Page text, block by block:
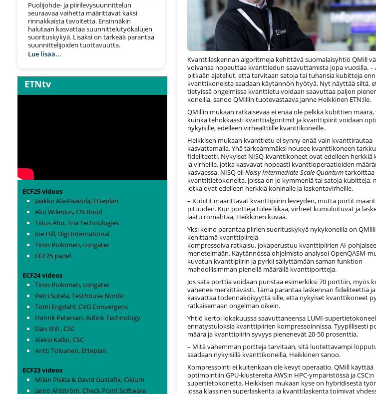
Puolijohde- ja piirilevysuunnittelun
seuraavaa vaihetta määrittävät kaksi
rinnakkaista tavoitetta. Ensinnäkin
halutaan kasvattaa suunnittelutyökalujen
suorituskykyä. Lisäksi on tärkeää parantaa
suunnittelijoiden tuottavuutta.
Lue lisää...
ETNtv
ECF25 videos
Jaakko Ala-Paavola, Etteplan
Aku Wilenius, CN Rood
Tiitus Aho, Tria Technologies
Joe Hill, Digi International
Timo Poikonen, congatec
ECF25 panel
ECF24 videos
Timo Poikonen, congatec
Petri Sutela, Testhouse Nordic
Tomi Engdahl, CVG Convergens
Henrik Petersen, Adlink Technology
Dan Still , CSC
Aleksi Kallio, CSC
Antti Tolvanen, Etteplan
ECF23 videos
Milan Piskla & David Gustafik, Ciklum
Jarno Ahlström, Check Point Software
Kvanttilaskennan algoritmeja kehittävä suomalaisyhtiö QMill
voivansa nopeuttaa kvanttiedun saavuttamista jopa vuosilla. –
pitkään ajatellut, että tarvitaan satoja tai tuhansia kubitteja
kvanttikoneista saadaan käytännön hyötyä. Nyt näyttää siltä,
tietyissä ongelmissa kvanttietu voidaan saavuttaa paljon
koneilla, sanoo QMillin tuotevastaava Janne Heikkinen ETN:lle.
QMillin mukaan ratkaisevaa ei enää ole pelkkä kubittien määrä,
kuinka tehokkaasti kvanttialgoritmit ja kvanttipiirit voidaan
nykyisille, edelleen virhealttiille kvanttikoneille.
Heikkisen mukaan kvanttietu ei synny enää vain kvanttirautaa
kasvattamalla. Yhä tärkeämmäksi nousee kvanttikoneen
fideliteetti. Nykyiset NISQ-kvanttikoneet ovat edelleen herkkiä
ja virheille, jotka kasvavat nopeasti kvanttioperaatioiden
kasvaessa. NISQ eliNoisy Intermediate-Scale Quantumtarkoittaa
kvanttitietokoneita, joissa on jo kymmeniä tai satoja kubitteja,
jotka ovat edelleen herkkiä kohinalle ja laskentavirheille.
– Kubitit määrittävät kvanttipiirin leveyden, mutta portit
pituuden. Kun portteja tulee liikaa, virheet kumuloituvat ja
laatu romahtaa, Heikkinen kuvaa.
Yksi keino parantaa piirien suorituskykyä nykykoneilla on
kehittämä kvanttipiirejä
kompressoiva ratkaisu, jokaperustuu kvanttipiirien AI-
menetelmään. Käytännössä ohjelmisto analysoi OpenQASM-
kuvatun kvanttipiirin ja pyrkii säilyttämään saman funktion
mahdollisimman pienellä määrällä kvanttiportteja.
Jos sata porttia voidaan puristaa esimerkiksi 70 porttiin, myös
vähenee merkittävästi. Tämä parantaa laskennan fideliteettiä ja
kasvattaa todennäköisyyttä sille, että nykyiset kvanttikoneet
ratkaisemaan ongelman oikein.
Yhtiö kertoi lokakuussa saavuttaneensa LUMI-
ennätystuloksia kvanttipiirien kompressoinnissa. Tyypillisesti
määrä ja kvanttipiirin syvyys pienenevät 20-50 prosenttia.
– Mitä vähemmän portteja tarvitaan, sitä luotettavampi
saadaan nykyisillä kvanttikoneilla, Heikkinen sanoo.
Kompressointi ei kuitenkaan ole kevyt operaatio. QMill käyttää
optimointiin GPU-klustereita AWS:n HPC-ympäristössä ja CSC:n
supertietokonetta. Heikkisen mukaan kyse on hybridisestä
jossa klassinen superlaskenta ja kvanttilaskenta toimivat